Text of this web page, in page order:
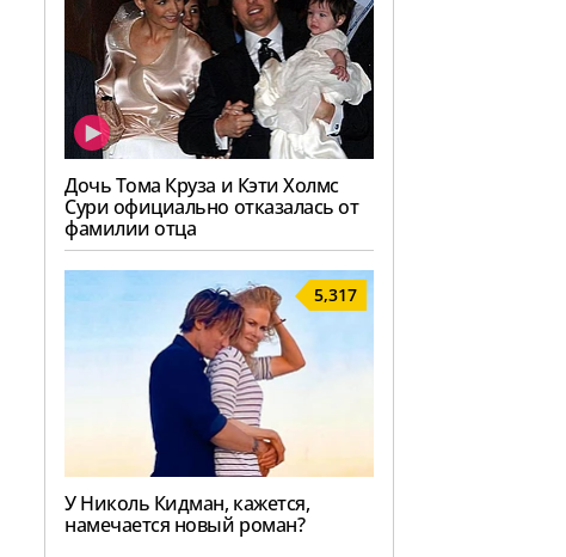
Дочь Тома Круза и Кэти Холмс
Сури официально отказалась от
фамилии отца
5,317
У Николь Кидман, кажется,
намечается новый роман?